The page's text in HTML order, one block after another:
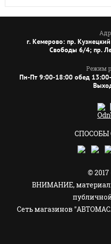
г. Кемерово: пр.
Свободы 6/4; пр.
Режим
Пн-Пт 9:00-18:00 обед
СПОСОБЫ
© 2017
ВНИМАНИЕ,
Сеть магазинов